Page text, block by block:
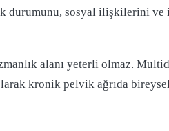
sosyal ilişkilerini ve
alanı yeterli olmaz.
kronik pelvik ağrıda